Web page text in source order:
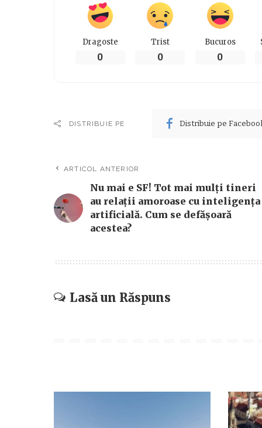
Dragoste
0
Trist
0
Bucuros
0
DISTRIBUIE PE Distribuie pe
ARTICOL ANTERIOR
Nu mai e SF! Tot mai mulți tineri
au relații amoroase cu inteligența
artificială. Cum se defășoară
acestea?
Lasă un Răspuns